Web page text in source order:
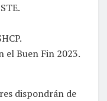
el Buen Fin 2023.
dispondrán de